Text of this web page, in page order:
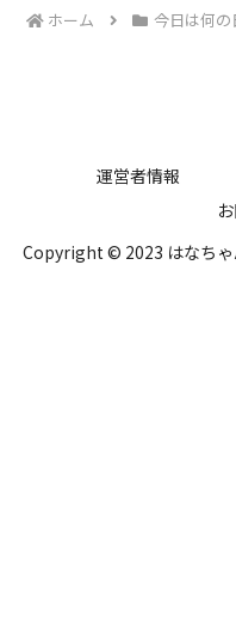
ホーム 今日は何の
運営者情報
Copyright © 2023 はなち